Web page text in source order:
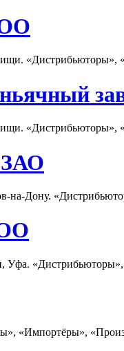
«Дистрибьюторы»,
«Дистрибьюторы»,
ЗАО
на-Дону.
Уфа.
«Импортёры»,